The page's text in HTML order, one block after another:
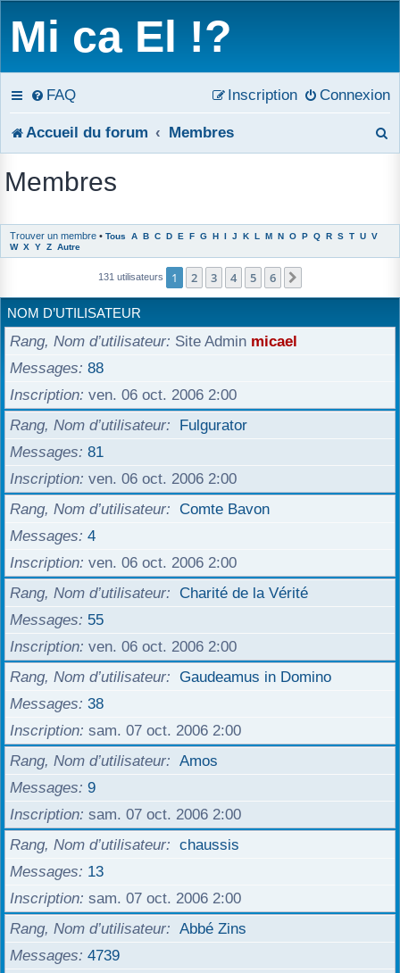
Mi ca El !?
FAQ Connexion
Inscription
Accueil du forum Membres
h
e
c
Membres
Trouver un membre • Tous A B C D E F G H I J K L M N O P Q R S T U V
W X Y Z Autre
131 utilisateurs 1 2 3 4 5 6
NOM D’UTILISATEUR
Rang, Nom d’utilisateur Site Admin micael
Messages
88
Inscription ven. 06 oct. 2006 2:00
Rang, Nom d’utilisateur
Fulgurator
Messages
81
Inscription ven. 06 oct. 2006 2:00
Rang, Nom d’utilisateur
Comte Bavon
Messages
4
Inscription ven. 06 oct. 2006 2:00
Rang, Nom d’utilisateur
Charité de la Vérité
Messages
55
Inscription ven. 06 oct. 2006 2:00
Rang, Nom d’utilisateur
Gaudeamus in Domino
Messages
38
Inscription sam. 07 oct. 2006 2:00
Rang, Nom d’utilisateur
Amos
Messages
9
Inscription sam. 07 oct. 2006 2:00
Rang, Nom d’utilisateur
chaussis
Messages
13
Inscription sam. 07 oct. 2006 2:00
Rang, Nom d’utilisateur
Abbé Zins
Messages
4739